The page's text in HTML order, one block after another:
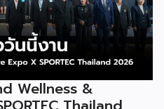
ตรี ผู้กำกับดูแลสำนักงานส่ง
าดย่อม (สสว.) พร้อมผู้บริหาร
ผู้ประกอบธุรกิจแฟรนไชส์เข้า
นี้เกิดจากความร่วมมือระหว่าง
ใต้นโยบายของรัฐบาลที่มุ่งดูแล
การสร้างรายได้ โดยกรม
Wellness &